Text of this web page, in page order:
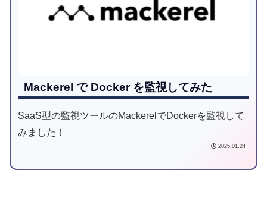
Mackerel で Docker を監視してみた
SaaS型の監視ツールのMackerelでDockerを監視して
みました！
2025.01.24